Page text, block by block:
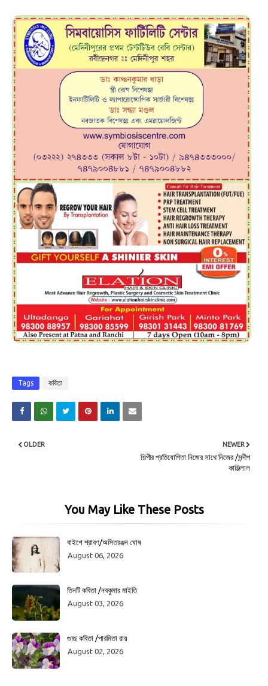
Tags কবিতা
NEWER
শিল্পীর প্রতিযোগিতা নিজের সাথে নিজের /সন্দীপ
কাঞ্জিলাল
OLDER
You May Like These Posts
বাইশে শ্রাবণ/অসিতরঞ্জন ঘোষ
August 06, 2026
তিনটি কবিতা /নবকুমার মাইতি
August 03, 2026
গুচ্ছ কবিতা /পারমিতা রায়
August 02, 2026